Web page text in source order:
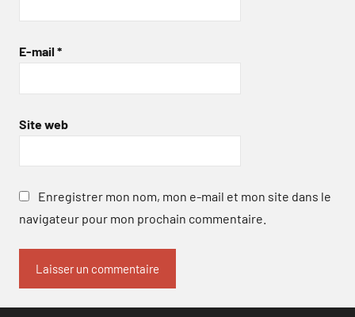
E-mail *
Site web
Enregistrer mon nom, mon e-mail et mon site dans le
navigateur pour mon prochain commentaire.